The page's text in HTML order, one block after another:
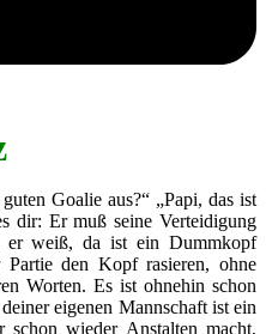
Goalie aus?“ „Papi, das ist
dir: Er muß seine Verteidigung
er weiß, da ist ein Dummkopf
den Kopf rasieren, ohne
Worten. Es ist ohnehin schon
eigenen Mannschaft ist ein
wieder Anstalten macht,